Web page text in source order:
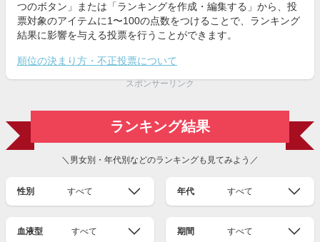
つのボタン」または「ランキングを作成・編集する」から、投
票対象のアイテムに1〜100の点数をつけることで、ランキング
結果に影響を与える投票を行うことができます。
順位の決まり方・不正投票について
スポンサーリンク
ランキング結果
＼男女別・年代別などのランキングも見てみよう／
性別 すべて 年代 すべて
血液型 すべて 期間 すべて